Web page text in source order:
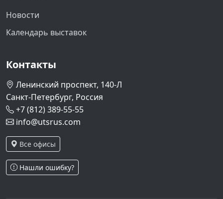
Новости
Календарь выставок
Контакты
Ленинский проспект, 140-Л
Санкт-Петербург, Россия
+7 (812) 389-55-55
info@utsrus.com
Все офисы
Нашли ошибку?